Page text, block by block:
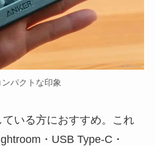
パクトな印象
いる方におすすめ。これ
・USB Type-C・